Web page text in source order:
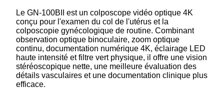
Le GN-100BII est un colposcope vidéo optique 4K
conçu pour l'examen du col de l'utérus et la
colposcopie gynécologique de routine. Combinant
observation optique binoculaire, zoom optique
continu, documentation numérique 4K, éclairage LED
haute intensité et filtre vert physique, il offre une vision
stéréoscopique nette, une meilleure évaluation des
détails vasculaires et une documentation clinique plus
efficace.